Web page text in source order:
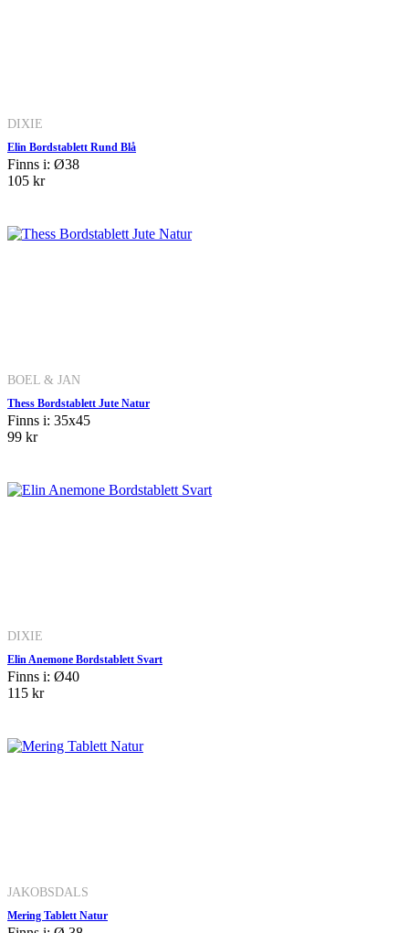
DIXIE
Elin Bordstablett Rund Blå
Finns i: Ø38
105 kr
BOEL & JAN
Thess Bordstablett Jute Natur
Finns i: 35x45
99 kr
DIXIE
Elin Anemone Bordstablett Svart
Finns i: Ø40
115 kr
JAKOBSDALS
Mering Tablett Natur